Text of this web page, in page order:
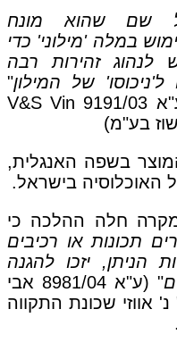
שם שהוא מונח
במלה 'מילוני' כדי
זהירות רבה
של המילון"
(דברי השופט רובינשטיין ב-ע"א 9191/03 V&S Vin
בשפה האנגלית,
האוכלוסיה בישראל.
חלה ההלכה כי
תכונות או רכיבים
הניתן, יזכו להגנה
" (ע"א 8981/04 אבי
אווזי שכונת התקווה